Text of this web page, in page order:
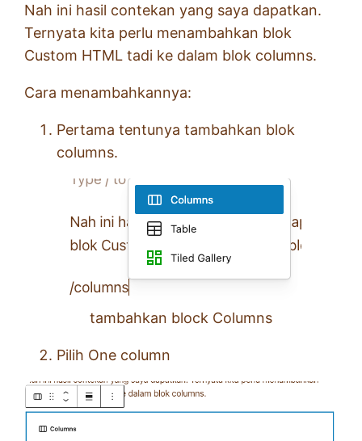
Nah ini hasil contekan yang saya dapatkan.
Ternyata kita perlu menambahkan blok
Custom HTML tadi ke dalam blok columns.
Cara menambahkannya:
Pertama tentunya tambahkan blok
columns.
tambahkan block Columns
Pilih One column